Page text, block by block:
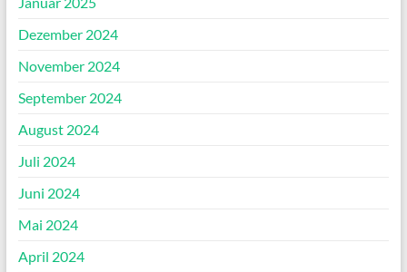
Dezember 2024
November 2024
September 2024
August 2024
Juli 2024
Juni 2024
Mai 2024
April 2024